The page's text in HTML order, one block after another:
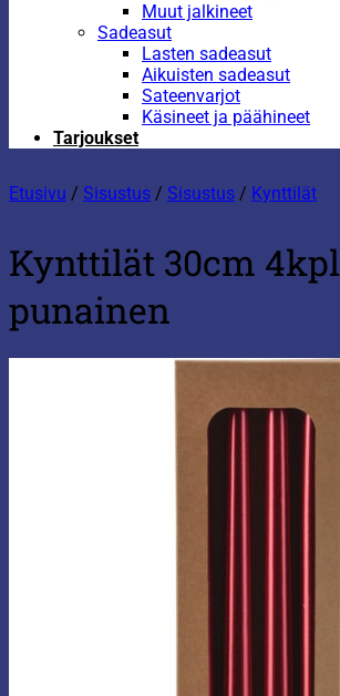
Muut jalkineet
Sadeasut
Lasten sadeasut
Aikuisten sadeasut
Sateenvarjot
Käsineet ja päähineet
Tarjoukset
Etusivu / Sisustus / Sisustus / Kynttilät
Kynttilät 30cm 4kpl
punainen